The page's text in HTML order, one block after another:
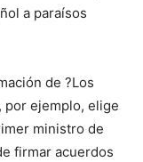
a paraísos
de ?Los
por ejemplo, elige
ministro de
firmar acuerdos